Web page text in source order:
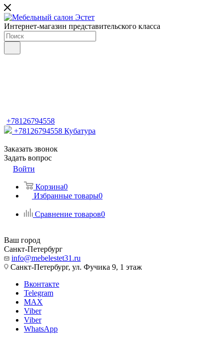
Интернет-магазин представительского класса
+78126794558
+78126794558 Кубатура
Заказать звонок
Задать вопрос
Войти
Корзина0
Избранные товары0
Сравнение товаров0
Ваш город
Санкт-Петербург
info@mebelestet31.ru
Санкт-Петербург, ул. Фучика 9, 1 этаж
Вконтакте
Telegram
MAX
Viber
Viber
WhatsApp